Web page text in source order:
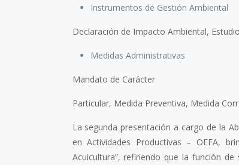
Instrumentos de Gestión Ambiental
Declaración de Impacto Ambiental,
Medidas Administrativas
Mandato de Carácter
Particular, Medida Preventiva, Medida
La segunda presentación a cargo de la
en Actividades Productivas – OEFA,
Acuicultura”, refiriendo que la función